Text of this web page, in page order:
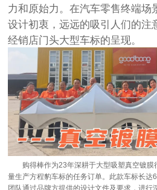
力和原始力。在汽车零售终端场
设计初衷，远远的吸引人们的注
经销店门头大型车标的呈现。
购得棒作为23年深耕于大型吸塑真空镀膜
量生产方程豹车标的任务订单。此款车标长达